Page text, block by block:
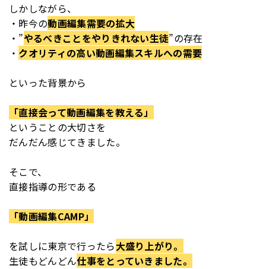
しかしながら、
・昨今の動画編集需要の拡大
・”やるべきことをやりきれない生徒”の存在
・ クオリティの高い動画編集スキルへの需要
といった背景から
「直接会って動画編集を教える」
ということの大切さを
だんだん感じてきました。
そこで、
直接指導の形である
「動画編集CAMP」
を試しに東京で行ったら大盛り上がり。
生徒もどんどん仕事をとっていきました。